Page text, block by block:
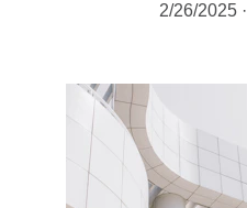
2/26/2025